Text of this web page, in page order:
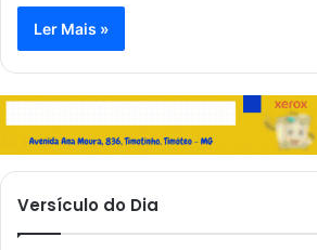
Ler Mais »
Versículo do Dia